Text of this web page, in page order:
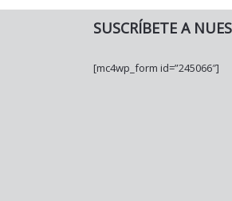
SUSCRÍBETE A
[mc4wp_form id=”245066″]